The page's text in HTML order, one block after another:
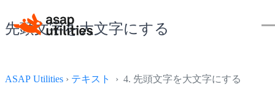
先頭文字を大文字にする
ASAP Utilities › テキスト › 4. 先頭文字を大文字にする